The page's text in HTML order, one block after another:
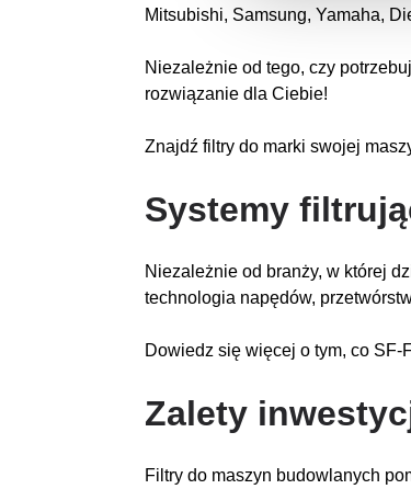
Mitsubishi, Samsung, Yamaha,
Niezależnie od tego, czy
rozwiązanie dla Ciebie!
Znajdź filtry do marki swojej
Systemy
Niezależnie od branży, w której
technologia napędów,
Dowiedz się więcej o tym, co
Zalety
Filtry do maszyn budowlanych